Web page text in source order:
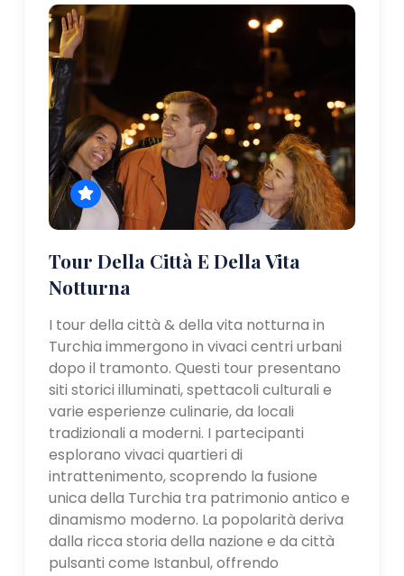
Tour Della Città E Della Vita
Notturna
I tour della città & della vita notturna in
Turchia immergono in vivaci centri urbani
dopo il tramonto. Questi tour presentano
siti storici illuminati, spettacoli culturali e
varie esperienze culinarie, da locali
tradizionali a moderni. I partecipanti
esplorano vivaci quartieri di
intrattenimento, scoprendo la fusione
unica della Turchia tra patrimonio antico e
dinamismo moderno. La popolarità deriva
dalla ricca storia della nazione e da città
pulsanti come Istanbul, offrendo